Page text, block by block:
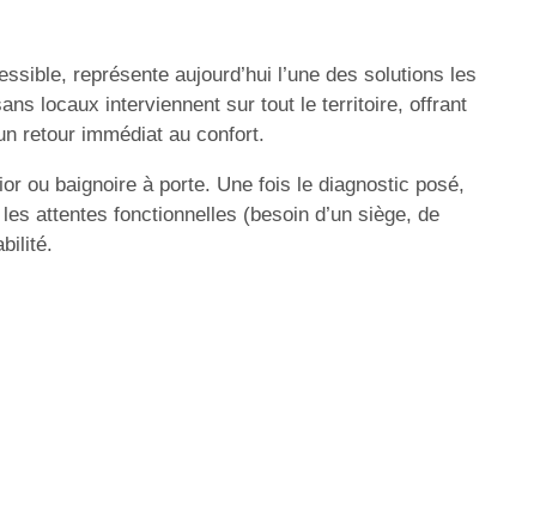
représente aujourd’hui l’une des solutions les
locaux interviennent sur tout le territoire, offrant
retour immédiat au confort.
ou baignoire à porte. Une fois le diagnostic posé,
attentes fonctionnelles (besoin d’un siège, de